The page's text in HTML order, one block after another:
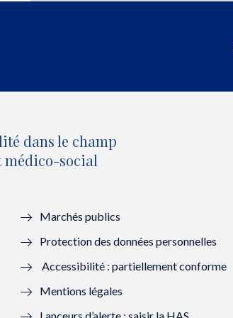
dans le champ
médico-social
Marchés publics
Protection des données personnelles
Accessibilité : partiellement conforme
Mentions légales
Lanceurs d’alerte : saisir la HAS